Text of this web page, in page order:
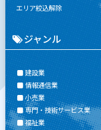
エリア絞込解除
ジャンル
建設業
情報通信業
小売業
専門・技術サービス業
福祉業